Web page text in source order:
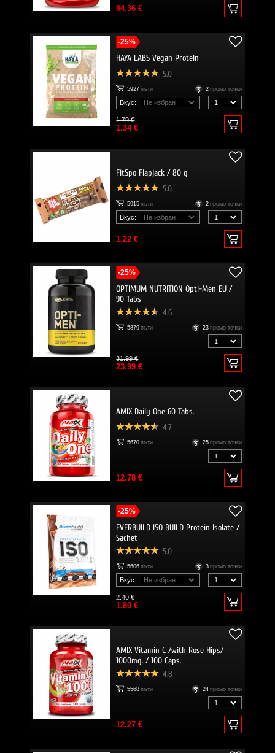
84.36 €
-25%
HAYA LABS Vegan Protein
5.0
5927 пъти 2 промо точки
Вкус:
1.79 €
1.34 €
FitSpo Flapjack / 80 g
5.0
5915 пъти 2 промо точки
Вкус:
1.22 €
-25%
OPTIMUM NUTRITION Opti-Men EU /
90 Tabs
4.6
5879 пъти 23 промо точки
31.99 €
23.99 €
AMIX Daily One 60 Tabs.
4.7
5670 пъти 25 промо точки
12.78 €
-25%
EVERBUILD ISO BUILD Protein Isolate /
Sachet
5.0
5606 пъти 3 промо точки
Вкус:
2.40 €
1.80 €
AMIX Vitamin C /with Rose Hips/
1000mg. / 100 Caps.
4.8
5568 пъти 24 промо точки
12.27 €